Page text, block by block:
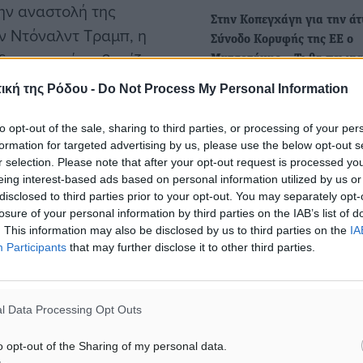
της Ρόδου - Do Not Process My Personal Information
opt-out of the sale, sharing to third parties, or processing of your
for targeted advertising by us, please use the below opt-out
selection. Please note that after your opt-out request is processed
interest-based ads based on personal information utilized by us
to third parties prior to your opt-out. You may separately
of your personal information by third parties on the IAB’s list of
This information may also be disclosed by us to third parties on the
Participants that may further disclose it to other third parties.
Data Processing Opt Outs
opt-out of the Sharing of my personal data.
αναστολή της
Ντόναλντ Τραμπ, η
μπορεί να βασίζεται
δραματικών αποφάσεων
η Ρωσία, ενθαρρυμένη
σε κάποια χώρα της
των διαρκών
και φιλόδοξα μέτρα για
κρατών-μελών της
τα συνηθισμένα
Μητσοτάκης,
Στην Κοπεγχάγη για την
Σύνοδο Κορυφής της ΕΕ ο
Μητσοτάκης – Τι θα πει
τάπητος στην άτυπη
Ευρωπαϊκού Συμβουλίου
πραγματοποιείται
Μητσοτάκης στη Σύνοδο
Πολεμικά πλοία έξω από τα
χωρικά ύδατα της Λιβύης